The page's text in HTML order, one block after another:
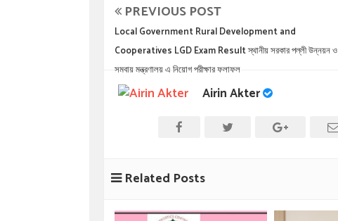
PREVIOUS POST
Local Government Rural Development and
Cooperatives LGD Exam Result স্থানীয় সরকার পল্লী উন্নয়ন ও
সমবায় মন্ত্রণালয় এ নিয়োগ পরীক্ষার ফলাফল
Airin Akter
Related Posts